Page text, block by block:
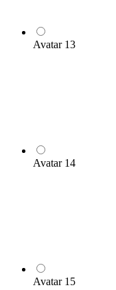
Avatar 13
Avatar 14
Avatar 15